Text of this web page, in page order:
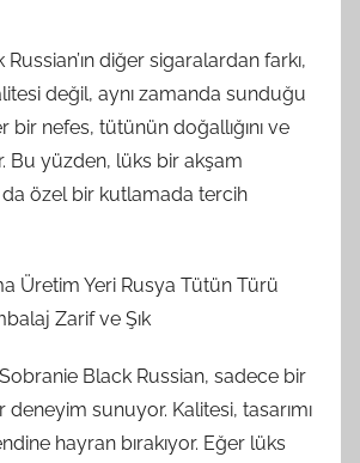
diğer sigaralardan farkı,
değil, aynı zamanda sunduğu
bir nefes, tütünün doğallığını ve
Bu yüzden, lüks bir akşam
özel bir kutlamada tercih
Üretim Yeri Rusya Tütün Türü
Zarif ve Şık
Black Russian, sadece bir
sunuyor. Kalitesi, tasarımı
hayran bırakıyor. Eğer lüks